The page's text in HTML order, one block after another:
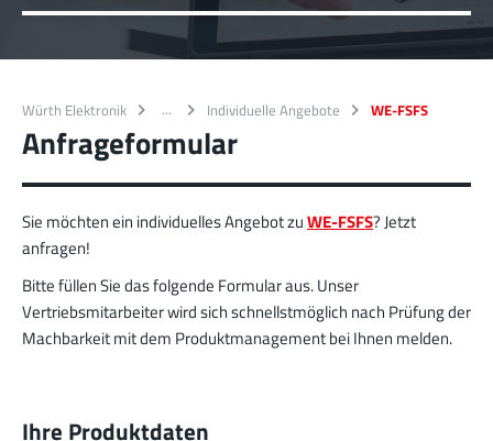
Würth Elektronik Individuelle Angebote WE-FSFS
Anfrageformular
Sie möchten ein individuelles Angebot zuWE-FSFS? Jetzt
anfragen!
Bitte füllen Sie das folgende Formular aus. Unser
Vertriebsmitarbeiter wird sich schnellstmöglich nach Prüfung der
Machbarkeit mit dem Produktmanagement bei Ihnen melden.
Ihre Produktdaten